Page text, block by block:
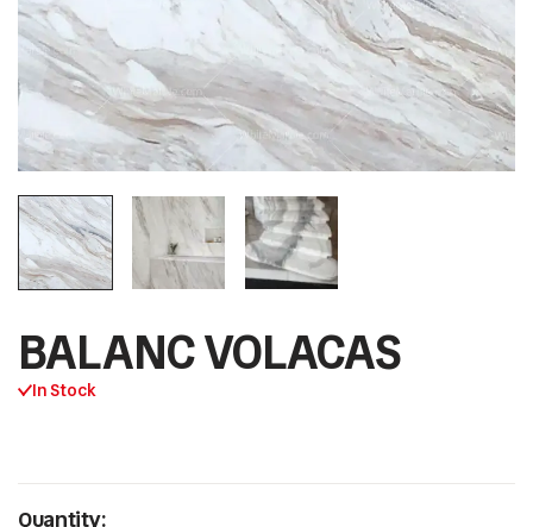
BALANC VOLACAS
In Stock
Quantity: